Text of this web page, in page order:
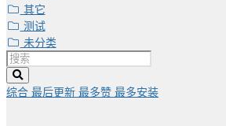
其它
测试
未分类
综合 最后更新 最多赞 最多安装